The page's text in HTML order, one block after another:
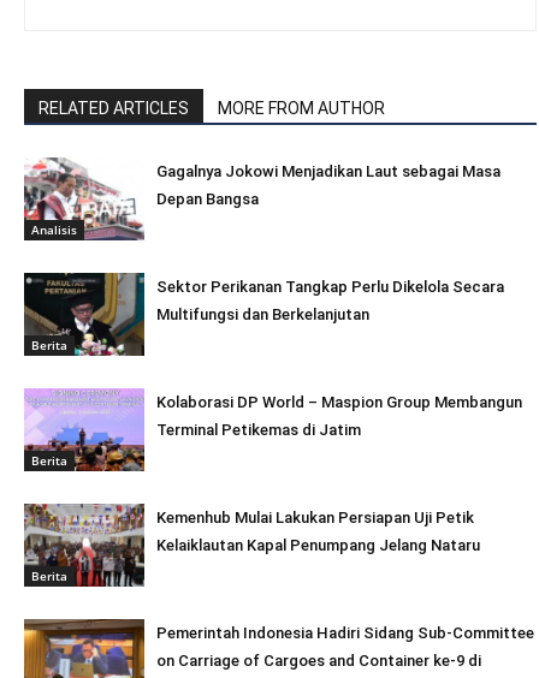
RELATED ARTICLES MORE FROM AUTHOR
Analisis
Gagalnya Jokowi Menjadikan Laut sebagai Masa
Depan Bangsa
Berita
Sektor Perikanan Tangkap Perlu Dikelola Secara
Multifungsi dan Berkelanjutan
Berita
Kolaborasi DP World – Maspion Group Membangun
Terminal Petikemas di Jatim
Berita
Kemenhub Mulai Lakukan Persiapan Uji Petik
Kelaiklautan Kapal Penumpang Jelang Nataru
Pemerintah Indonesia Hadiri Sidang Sub-Committee
on Carriage of Cargoes and Container ke-9 di